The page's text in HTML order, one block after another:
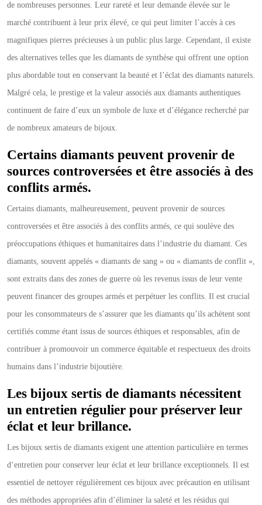
de nombreuses personnes. Leur rareté et leur demande élevée sur le
marché contribuent à leur prix élevé, ce qui peut limiter l’accès à ces
magnifiques pierres précieuses à un public plus large. Cependant, il existe
des alternatives telles que les diamants de synthèse qui offrent une option
plus abordable tout en conservant la beauté et l’éclat des diamants naturels.
Malgré cela, le prestige et la valeur associés aux diamants authentiques
continuent de faire d’eux un symbole de luxe et d’élégance recherché par
de nombreux amateurs de bijoux.
Certains diamants peuvent provenir de
sources controversées et être associés à des
conflits armés.
Certains diamants, malheureusement, peuvent provenir de sources
controversées et être associés à des conflits armés, ce qui soulève des
préoccupations éthiques et humanitaires dans l’industrie du diamant. Ces
diamants, souvent appelés « diamants de sang » ou « diamants de conflit »,
sont extraits dans des zones de guerre où les revenus issus de leur vente
peuvent financer des groupes armés et perpétuer les conflits. Il est crucial
pour les consommateurs de s’assurer que les diamants qu’ils achètent sont
certifiés comme étant issus de sources éthiques et responsables, afin de
contribuer à promouvoir un commerce équitable et respectueux des droits
humains dans l’industrie bijoutière.
Les bijoux sertis de diamants nécessitent
un entretien régulier pour préserver leur
éclat et leur brillance.
Les bijoux sertis de diamants exigent une attention particulière en termes
d’entretien pour conserver leur éclat et leur brillance exceptionnels. Il est
essentiel de nettoyer régulièrement ces bijoux avec précaution en utilisant
des méthodes appropriées afin d’éliminer la saleté et les résidus qui